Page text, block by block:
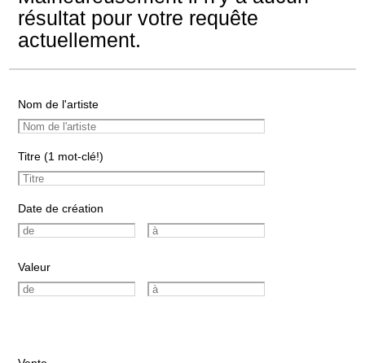
résultat pour votre requête
actuellement.
Nom de l'artiste
Titre (1 mot-clé!)
Date de création
Valeur